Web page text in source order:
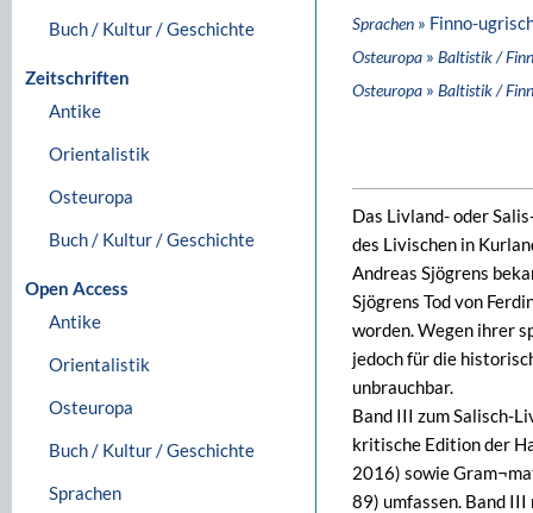
Buch / Kultur / Geschichte
Zeitschriften
Antike
Orientalistik
Osteuropa
Buch / Kultur / Geschichte
Open Access
Antike
Orientalistik
Osteuropa
Buch / Kultur / Geschichte
Sprachen
Sprachen » Finno-
Osteuropa » Baltistik /
Osteuropa » Baltistik /
Das Livland- oder
des Livischen in
Andreas Sjögrens
Sjögrens Tod von
worden. Wegen ihrer
jedoch für die
unbrauchbar.
Band III zum Salisch-
kritische Edition der
2016) sowie
89) umfassen. Band